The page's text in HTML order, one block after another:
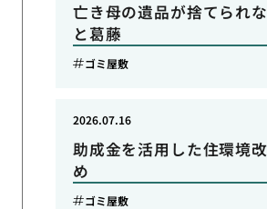
亡き母の遺品が捨てられ
と葛藤
ゴミ屋敷
助成金を活用した住環境
め
2026.07.16
ゴミ屋敷